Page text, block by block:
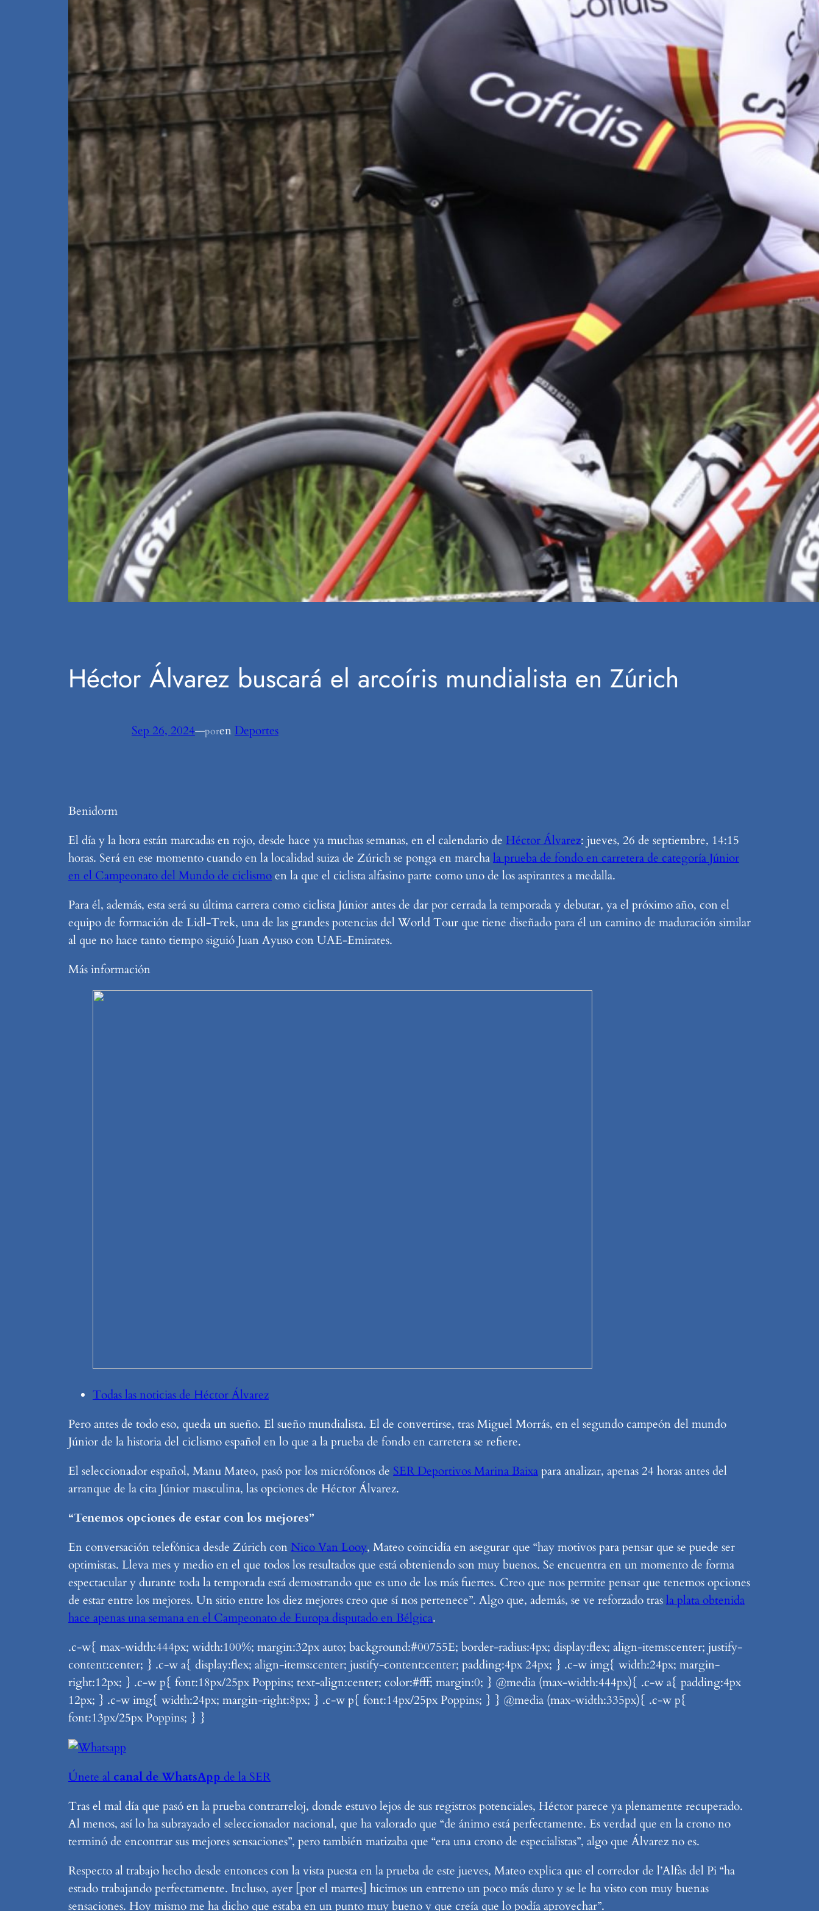
Héctor Álvarez buscará el arcoíris mundialista en Zúrich
Sep 26, 2024—poren Deportes
Benidorm
El día y la hora están marcadas en rojo, desde hace ya muchas semanas, en el calendario de Héctor Álvarez: jueves, 26 de septiembre, 14:15
horas. Será en ese momento cuando en la localidad suiza de Zúrich se ponga en marchala prueba de fondo en carretera de categoría Júnior
en el Campeonato del Mundo de ciclismoen la que el ciclista alfasino parte como uno de los aspirantes a medalla.
Para él, además, esta será su última carrera como ciclista Júnior antes de dar por cerrada la temporada y debutar, ya el próximo año, con el
equipo de formación de Lidl-Trek, una de las grandes potencias del World Tour que tiene diseñado para él un camino de maduración similar
al que no hace tanto tiempo siguió Juan Ayuso con UAE-Emirates.
Más información
Todas las noticias de Héctor Álvarez
Pero antes de todo eso, queda un sueño. El sueño mundialista. El de convertirse, tras Miguel Morrás, en el segundo campeón del mundo
Júnior de la historia del ciclismo español en lo que a la prueba de fondo en carretera se refiere.
El seleccionador español, Manu Mateo, pasó por los micrófonos de SER Deportivos Marina Baixapara analizar, apenas 24 horas antes del
arranque de la cita Júnior masculina, las opciones de Héctor Álvarez.
“Tenemos opciones de estar con los mejores”
En conversación telefónica desde Zúrich conNico Van Looy, Mateo coincidía en asegurar que “hay motivos para pensar que se puede ser
optimistas. Lleva mes y medio en el que todos los resultados que está obteniendo son muy buenos. Se encuentra en un momento de forma
espectacular y durante toda la temporada está demostrando que es uno de los más fuertes. Creo que nos permite pensar que tenemos opciones
de estar entre los mejores. Un sitio entre los diez mejores creo que sí nos pertenece”. Algo que, además, se ve reforzado trasla plata obtenida
hace apenas una semana en el Campeonato de Europa disputado en Bélgica.
.c-w{ max-width:444px; width:100%; margin:32px auto; background:#00755E; border-radius:4px; display:flex; align-items:center; justify-
content:center; } .c-w a{ display:flex; align-items:center; justify-content:center; padding:4px 24px; } .c-w img{ width:24px; margin-
right:12px; } .c-w p{ font:18px/25px Poppins; text-align:center; color:#fff; margin:0; } @media (max-width:444px){ .c-w a{ padding:4px
12px; } .c-w img{ width:24px; margin-right:8px; } .c-w p{ font:14px/25px Poppins; } } @media (max-width:335px){ .c-w p{
font:13px/25px Poppins; } }
Únete al canal de WhatsApp de la SER
Tras el mal día que pasó en la prueba contrarreloj, donde estuvo lejos de sus registros potenciales, Héctor parece ya plenamente recuperado.
Al menos, así lo ha subrayado el seleccionador nacional, que ha valorado que “de ánimo está perfectamente. Es verdad que en la crono no
terminó de encontrar sus mejores sensaciones”, pero también matizaba que “era una crono de especialistas”, algo que Álvarez no es.
Respecto al trabajo hecho desde entonces con la vista puesta en la prueba de este jueves, Mateo explica que el corredor de l’Alfàs del Pi “ha
estado trabajando perfectamente. Incluso, ayer [por el martes] hicimos un entreno un poco más duro y se le ha visto con muy buenas
sensaciones. Hoy mismo me ha dicho que estaba en un punto muy bueno y que creía que lo podía aprovechar”.